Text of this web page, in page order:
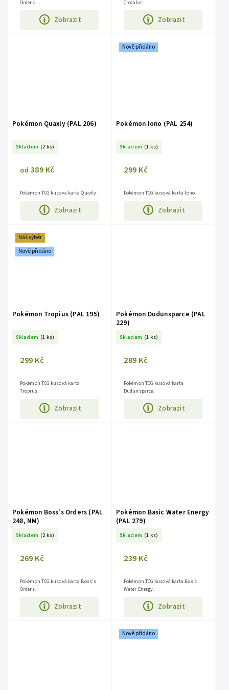
Zobrazit
Orders.
Zobrazit
Crocalor.
Pokémon Quaxly (PAL 206)
Skladem (2 ks)
od 389 Kč
Zobrazit
Pokémon TCG kusová karta Quaxly.
Nově přidáno
Pokémon Iono (PAL 254)
Skladem (1 ks)
299 Kč
Zobrazit
Pokémon TCG kusová karta Iono.
Náš výběr
Nově přidáno
Pokémon Tropius (PAL 195)
Skladem (1 ks)
299 Kč
Zobrazit
Pokémon TCG kusová karta
Tropius.
Pokémon Dudunsparce (PAL
229)
Skladem (1 ks)
289 Kč
Zobrazit
Pokémon TCG kusová karta
Dudunsparce.
Pokémon Boss's Orders (PAL
248, NM)
Skladem (2 ks)
269 Kč
Zobrazit
Pokémon TCG kusová karta Boss's
Orders.
Pokémon Basic Water Energy
(PAL 279)
Skladem (1 ks)
239 Kč
Zobrazit
Pokémon TCG kusová karta Basic
Water Energy.
Nově přidáno